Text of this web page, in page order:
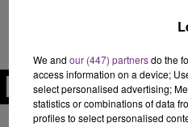
We and our (447) partnersdo the
access information on a device;
select personalised advertising;
statistics or combinations of data
profiles to select personalised